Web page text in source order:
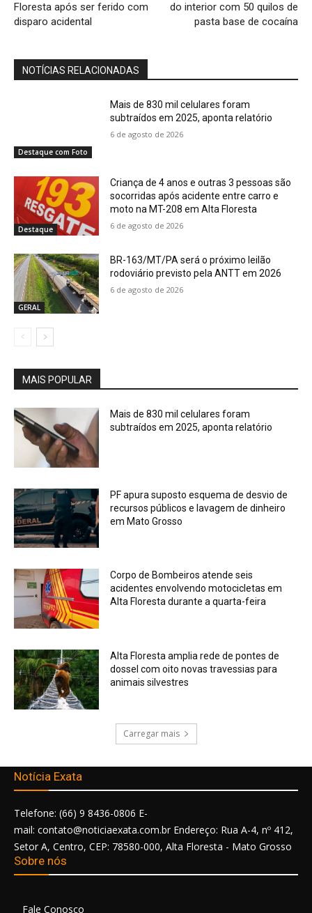
Floresta após ser ferido com
disparo acidental
do interior com 50 quilos de
pasta base de cocaína
NOTÍCIAS RELACIONADAS
Destaque com Foto
Mais de 830 mil celulares foram
subtraídos em 2025, aponta relatório
6 de agosto de 2026
Destaque
Criança de 4 anos e outras 3 pessoas são
socorridas após acidente entre carro e
moto na MT-208 em Alta Floresta
6 de agosto de 2026
GERAL
BR-163/MT/PA será o próximo leilão
rodoviário previsto pela ANTT em 2026
6 de agosto de 2026
MAIS POPULAR
Mais de 830 mil celulares foram
subtraídos em 2025, aponta relatório
PF apura suposto esquema de desvio de
recursos públicos e lavagem de dinheiro
em Mato Grosso
Corpo de Bombeiros atende seis
acidentes envolvendo motocicletas em
Alta Floresta durante a quarta-feira
Alta Floresta amplia rede de pontes de
dossel com oito novas travessias para
animais silvestres
Carregar mais
Notícia Exata
Telefone: (66) 9 8436-0806 E-
mail: contato@noticiaexata.com.br Endereço: Rua A-4, nº 412,
Setor A, Centro, CEP: 78580-000, Alta Floresta - Mato Grosso
Sobre nós
Fale Conosco